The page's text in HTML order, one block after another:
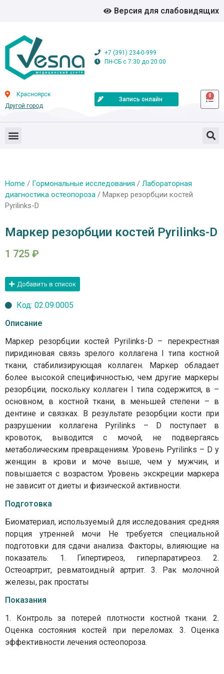
Версия для слабовидящих
+7 (391) 234-0-999
ПН-СБ с 7:30 до 20:00
Красноярск
Другой город
Запись онлайн
0
Home / Гормональные исследования / Лабораторная
диагностика остеопороза / Маркер резорбции костей
Pyrilinks-D
Маркер резорбции костей Pyrilinks-D
1 725 ₽
Добавить в список
Код: 02.09.0005
Описание
Маркер резорбции костей Pyrilinks-D – перекрестная
пиридиновая связь зрелого коллагена I типа костной
ткани, стабилизирующая коллаген. Маркер обладает
более высокой специфичностью, чем другие маркеры
резорбции, поскольку коллаген I типа содержится, в –
основном, в костной ткани, в меньшей степени – в
дентине и связках. В результате резорбции кости при
разрушении коллагена Pyrilinks – D поступает в
кровоток, выводится с мочой, не подвергаясь
метаболическим превращениям. Уровень Pyrilinks – D у
женщин в крови и моче выше, чем у мужчин, и
повышается с возрастом. Уровень экскреции маркера
не зависит от диеты и физической активности.
Подготовка
Биоматериал, используемый для исследования: средняя
порция утренней мочи Не требуется специальной
подготовки для сдачи анализа. Факторы, влияющие на
показатель: 1. Гипертиреоз, гиперпаратиреоз. 2.
Остеоартрит, ревматоидный артрит. 3. Рак молочной
железы, рак простаты
Показания
1. Контроль за потерей плотности костной ткани. 2.
Оценка состояния костей при переломах. 3. Оценка
эффективности лечения остеопороза.